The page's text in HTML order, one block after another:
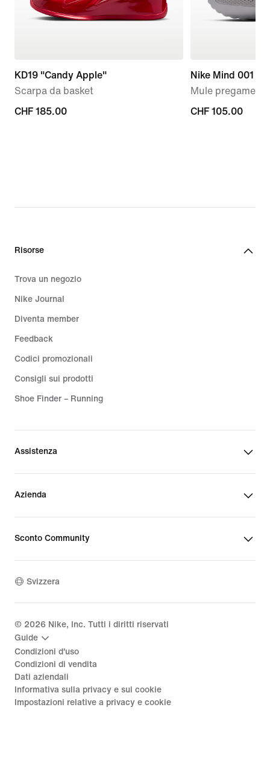
KD19 "Candy Apple"
Scarpa da basket
CHF
CHF 185.00
Nike Mind 001
Mule pregame –
CHF
CHF 105.00
Risorse
Trova un negozio
Nike Journal
Diventa member
Feedback
Codici promozionali
Consigli sui prodotti
Shoe Finder – Running
Assistenza
Azienda
Sconto Community
Svizzera
© 2026 Nike, Inc. Tutti i diritti riservati
Guide
Condizioni d'uso
Condizioni di vendita
Dati aziendali
Informativa sulla privacy e sui cookie
Impostazioni relative a privacy e cookie